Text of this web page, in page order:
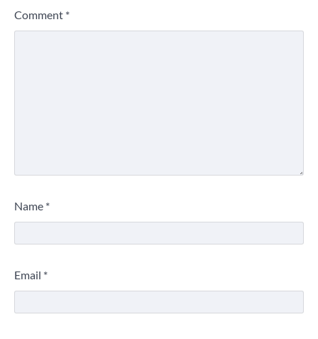
Comment *
Name *
Email *